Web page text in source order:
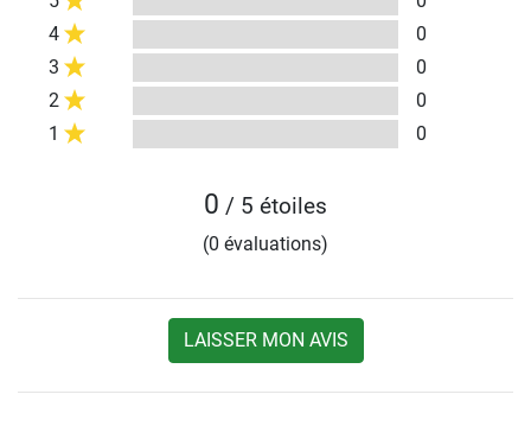
4
0
3
0
2
0
1
0
0 / 5 étoiles
(0 évaluations)
LAISSER MON AVIS